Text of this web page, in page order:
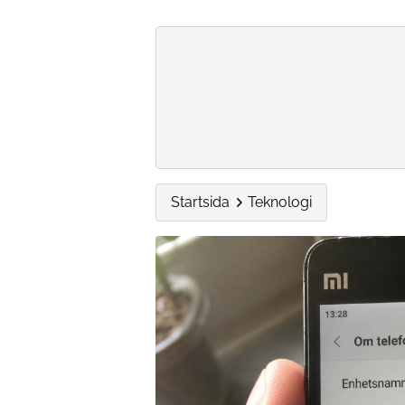
Startsida Teknologi